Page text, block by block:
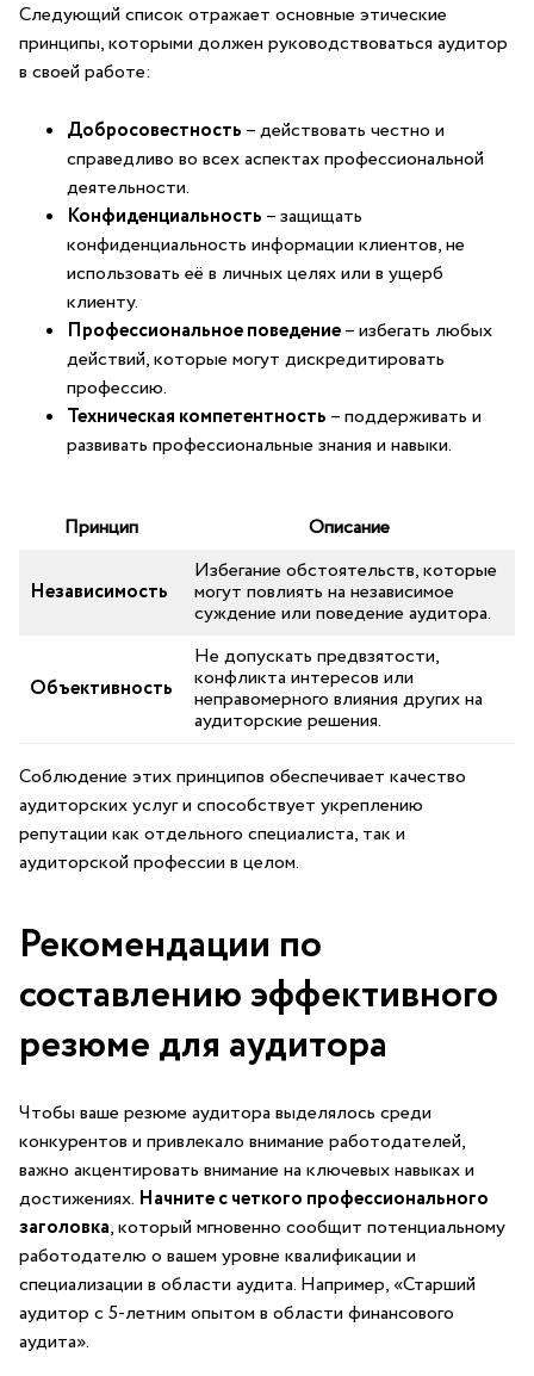
Следующий ‌список‍ отражает основные ‍этические
принципы, которыми должен⁢ руководствоваться аудитор
в своей ⁣работе:
Добросовестность – действовать честно ‍и
‍справедливо во всех аспектах профессиональной
деятельности.
Конфиденциальность –⁣ защищать
конфиденциальность информации клиентов, не
использовать ⁢её в личных ​целях или в ущерб
клиенту.
Профессиональное поведение– ⁤избегать любых
⁣действий, которые могут дискредитировать
профессию.
Техническая компетентность – поддерживать и
⁢развивать профессиональные знания и навыки.
Принцип Описание
Независимость
Избегание обстоятельств, которые
могут повлиять на независимое‌
суждение или поведение аудитора.
Объективность
Не допускать предвзятости,
конфликта⁤ интересов или
неправомерного влияния других на
аудиторские решения.
Соблюдение этих принципов обеспечивает качество​
аудиторских услуг и способствует укреплению
репутации как отдельного специалиста, так и
аудиторской профессии в целом.
Рекомендации по ​
составлению эффективного
резюме для аудитора
Чтобы ваше ⁣резюме аудитора выделялось среди
конкурентов ‍и ​привлекало внимание работодателей,
важно акцентировать внимание на ключевых навыках ⁢и⁢
достижениях. Начните с четкого профессионального
заголовка, который мгновенно сообщит потенциальному
работодателю о вашем уровне квалификации и⁤
специализации в области аудита. Например, «Старший
аудитор с 5-летним опытом‍ в области финансового
аудита».